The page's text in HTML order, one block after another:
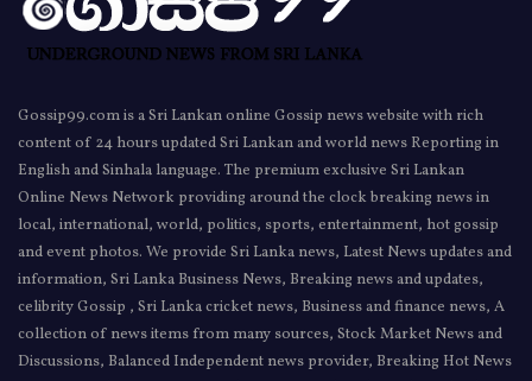
Gossip99.com is a Sri Lankan online Gossip news website with rich
content of 24 hours updated Sri Lankan and world news Reporting in
English and Sinhala language. The premium exclusive Sri Lankan
Online News Network providing around the clock breaking news in
local, international, world, politics, sports, entertainment, hot gossip
and event photos. We provide Sri Lanka news, Latest News updates and
information, Sri Lanka Business News, Breaking news and updates,
celibrity Gossip , Sri Lanka cricket news, Business and finance news, A
collection of news items from many sources, Stock Market News and
Discussions, Balanced Independent news provider, Breaking Hot News